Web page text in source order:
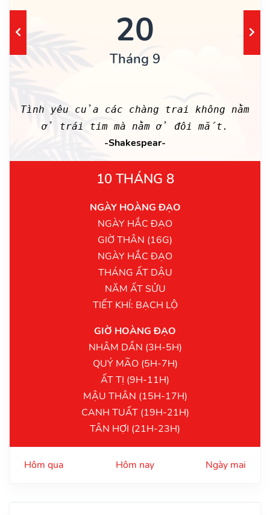
20
Tháng 9
Tình yêu của các chàng trai không nằm
ở trái tim mà nằm ở đôi mắt.
-Shakespear-
10 THÁNG 8
NGÀY HOÀNG ĐẠO
NGÀY HẮC ĐẠO
GIỜ THÂN (16G)
NGÀY HẮC ĐẠO
THÁNG ẤT DẬU
NĂM ẤT SỬU
TIẾT KHÍ: BẠCH LỘ
GIỜ HOÀNG ĐẠO
NHÂM DẦN (3H-5H)
QUÝ MÃO (5H-7H)
ẤT TỊ (9H-11H)
MẬU THÂN (15H-17H)
CANH TUẤT (19H-21H)
TÂN HỢI (21H-23H)
Hôm qua Hôm nay Ngày mai